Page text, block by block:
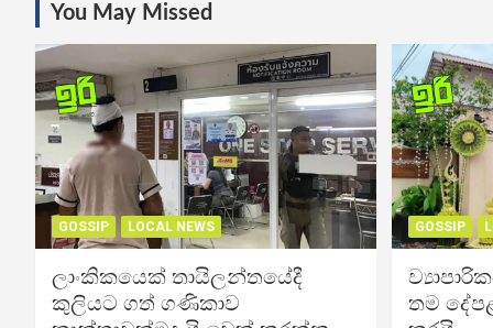
You May Missed
GOSSIP LOCAL NEWS
ලාංකිකයෙක් තායිලන්තයේදී
කුලියට ගත් ගණිකාව
GOSSIP
තම